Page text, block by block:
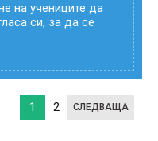
на учениците да
си, за да се
1 2 СЛЕДВАЩА